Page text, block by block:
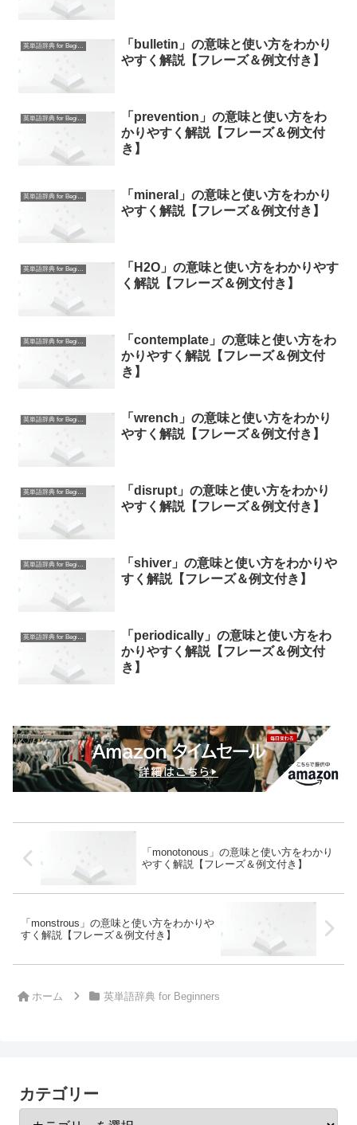
英単語辞典 for Beginners
「bulletin」の意味と使い方をわかり
やすく解説【フレーズ＆例文付き】
英単語辞典 for Beginners
「prevention」の意味と使い方をわ
かりやすく解説【フレーズ＆例文付
き】
英単語辞典 for Beginners
「mineral」の意味と使い方をわかり
やすく解説【フレーズ＆例文付き】
英単語辞典 for Beginners
「H2O」の意味と使い方をわかりやす
く解説【フレーズ＆例文付き】
英単語辞典 for Beginners
「contemplate」の意味と使い方をわ
かりやすく解説【フレーズ＆例文付
き】
英単語辞典 for Beginners
「wrench」の意味と使い方をわかり
やすく解説【フレーズ＆例文付き】
英単語辞典 for Beginners
「disrupt」の意味と使い方をわかり
やすく解説【フレーズ＆例文付き】
英単語辞典 for Beginners
「shiver」の意味と使い方をわかりや
すく解説【フレーズ＆例文付き】
英単語辞典 for Beginners
「periodically」の意味と使い方をわ
かりやすく解説【フレーズ＆例文付
き】
「monotonous」の意味と使い方をわかり
やすく解説【フレーズ＆例文付き】
「monstrous」の意味と使い方をわかりや
すく解説【フレーズ＆例文付き】
ホーム 英単語辞典 for Beginners
カテゴリー